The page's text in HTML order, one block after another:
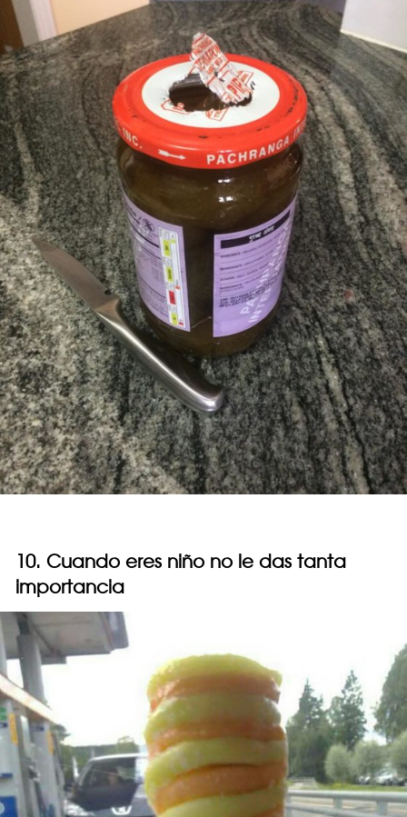
10. Cuando eres niño no le das tanta
importancia